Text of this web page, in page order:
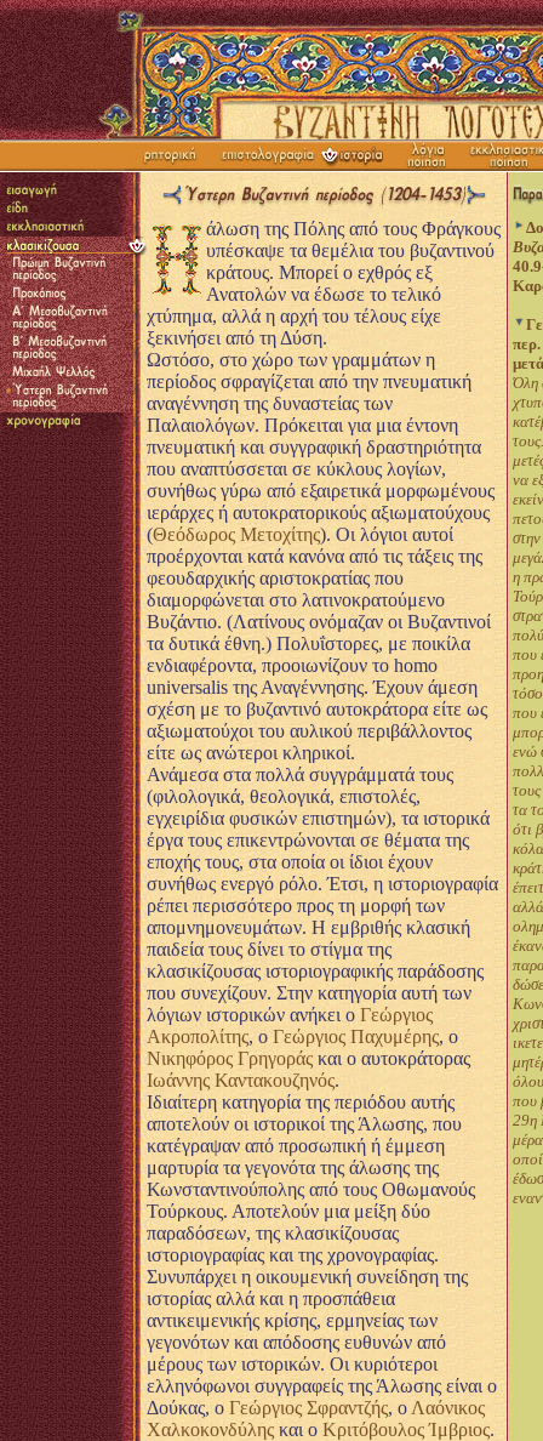
άλωση της Πόλης από τους Φράγκους
υπέσκαψε τα θεμέλια του βυζαντινού
κράτους. Μπορεί ο εχθρός εξ
Ανατολών να έδωσε το τελικό
χτύπημα, αλλά η αρχή του τέλους είχε
ξεκινήσει από τη Δύση.
Ωστόσο, στο χώρο των γραμμάτων η
περίοδος σφραγίζεται από την πνευματική
αναγέννηση της δυναστείας των
Παλαιολόγων. Πρόκειται για μια έντονη
πνευματική και συγγραφική δραστηριότητα
που αναπτύσσεται σε κύκλους λογίων,
συνήθως γύρω από εξαιρετικά μορφωμένους
ιεράρχες ή αυτοκρατορικούς αξιωματούχους
(Θεόδωρος Μετοχίτης). Οι λόγιοι αυτοί
προέρχονται κατά κανόνα από τις τάξεις της
φεουδαρχικής αριστοκρατίας που
διαμορφώνεται στο λατινοκρατούμενο
Βυζάντιο. (Λατίνους ονόμαζαν οι Βυζαντινοί
τα δυτικά έθνη.) Πολυΐστορες, με ποικίλα
ενδιαφέροντα, προοιωνίζουν το homo
universalis της Αναγέννησης. Έχουν άμεση
σχέση με το βυζαντινό αυτοκράτορα είτε ως
αξιωματούχοι του αυλικού περιβάλλοντος
είτε ως ανώτεροι κληρικοί.
Ανάμεσα στα πολλά συγγράμματά τους
(φιλολογικά, θεολογικά, επιστολές,
εγχειρίδια φυσικών επιστημών), τα ιστορικά
έργα τους επικεντρώνονται σε θέματα της
εποχής τους, στα οποία οι ίδιοι έχουν
συνήθως ενεργό ρόλο. Έτσι, η ιστοριογραφία
ρέπει περισσότερο προς τη μορφή των
απομνημονευμάτων. Η εμβριθής κλασική
παιδεία τους δίνει το στίγμα της
κλασικίζουσας ιστοριογραφικής παράδοσης
που συνεχίζουν. Στην κατηγορία αυτή των
λόγιων ιστορικών ανήκει ο Γεώργιος
Ακροπολίτης, ο Γεώργιος Παχυμέρης, ο
Νικηφόρος Γρηγοράς και ο αυτοκράτορας
Ιωάννης Καντακουζηνός.
Ιδιαίτερη κατηγορία της περιόδου αυτής
αποτελούν οι ιστορικοί της Άλωσης, που
κατέγραψαν από προσωπική ή έμμεση
μαρτυρία τα γεγονότα της άλωσης της
Κωνσταντινούπολης από τους Οθωμανούς
Τούρκους. Αποτελούν μια μείξη δύο
παραδόσεων, της κλασικίζουσας
ιστοριογραφίας και της χρονογραφίας.
Συνυπάρχει η οικουμενική συνείδηση της
ιστορίας αλλά και η προσπάθεια
αντικειμενικής κρίσης, ερμηνείας των
γεγονότων και απόδοσης ευθυνών από
μέρους των ιστορικών. Οι κυριότεροι
ελληνόφωνοι συγγραφείς της Άλωσης είναι ο
Δούκας, ο Γεώργιος Σφραντζής, ο Λαόνικος
Χαλκοκονδύλης και ο Κριτόβουλος Ίμβριος.
Όλη
να
η
που
που
ενώ
τα
ότι
που
29η